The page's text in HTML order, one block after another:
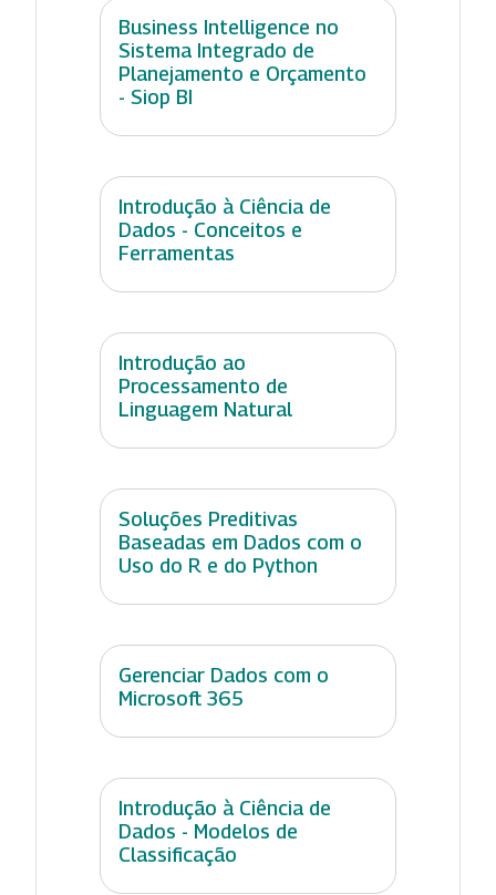
Business Intelligence no
Sistema Integrado de
Planejamento e Orçamento
- Siop BI
Introdução à Ciência de
Dados - Conceitos e
Ferramentas
Introdução ao
Processamento de
Linguagem Natural
Soluções Preditivas
Baseadas em Dados com o
Uso do R e do Python
Gerenciar Dados com o
Microsoft 365
Introdução à Ciência de
Dados - Modelos de
Classificação